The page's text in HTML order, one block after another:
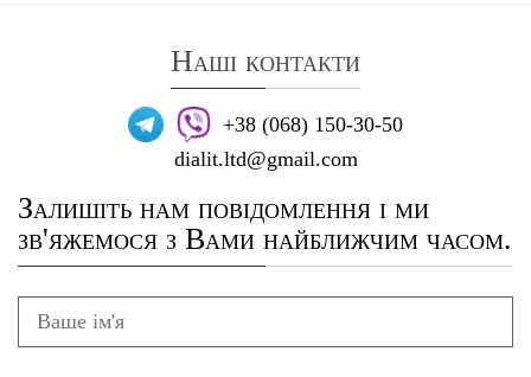
Наші контакти
+38 (068) 150-30-50
dialit.ltd@gmail.com
Залишіть нам повідомлення і ми
зв'яжемося з Вами найближчим часом.